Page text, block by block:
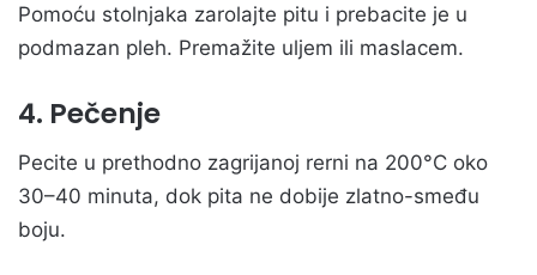
Pomoću stolnjaka zarolajte pitu i prebacite je u
podmazan pleh. Premažite uljem ili maslacem.
4. Pečenje
Pecite u prethodno zagrijanoj rerni na 200°C oko
30–40 minuta, dok pita ne dobije zlatno-smeđu
boju.